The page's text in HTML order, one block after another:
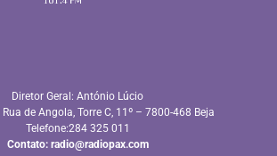
Diretor Geral: António Lúcio
de Angola, Torre C, 11º – 7800-468 Beja
Telefone:284 325 011
Contato: radio@radiopax.com